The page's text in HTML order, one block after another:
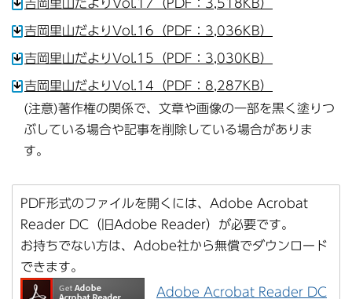
吉岡里山だよりVol.17（PDF：3,518KB）
吉岡里山だよりVol.16（PDF：3,036KB）
吉岡里山だよりVol.15（PDF：3,030KB）
吉岡里山だよりVol.14（PDF：8,287KB）
(注意)著作権の関係で、文章や画像の一部を黒く塗りつ
ぶしている場合や記事を削除している場合がありま
す。
PDF形式のファイルを開くには、Adobe Acrobat
Reader DC（旧Adobe Reader）が必要です。
お持ちでない方は、Adobe社から無償でダウンロード
できます。
Adobe Acrobat Reader DC